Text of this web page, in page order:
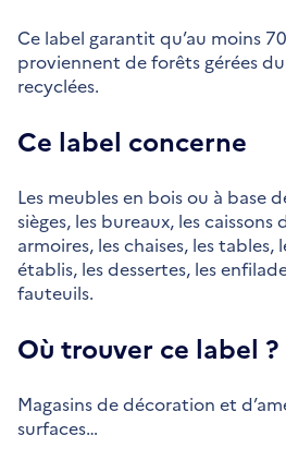
Ce label garantit qu’au moins
proviennent de forêts gérées
recyclées.
Ce label concerne
Les meubles en bois ou à base
sièges, les bureaux, les caissons
armoires, les chaises, les tables,
établis, les dessertes, les
fauteuils.
Où trouver ce label ?
Magasins de décoration et
surfaces…